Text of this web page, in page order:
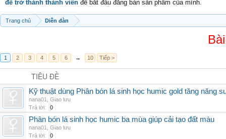
để trở thành thành viên để bắt đầu đăng bán sản phẩm của mình.
Trang chủ Diễn đàn
1 2 3 4 5 6 → 10 Tiếp >
TIÊU ĐỀ
Kỹ thuật dùng Phân bón lá sinh học humic gold tăng năng
nana01
Giao lưu
Trả lời:
0
Phân bón lá sinh học humic ba mùa giúp cải tạo đất màu
nana01
Giao lưu
Trả lời:
0